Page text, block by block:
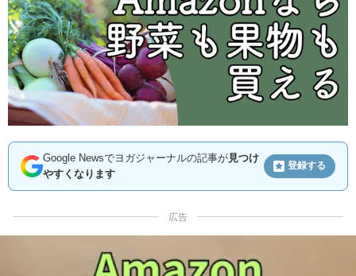
Google Newsでヨガジャーナルの記事が見つけ
やすくなります
登録する
広告